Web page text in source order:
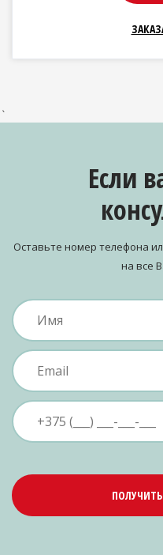
`
Если
Оставьте номер телефона
на все